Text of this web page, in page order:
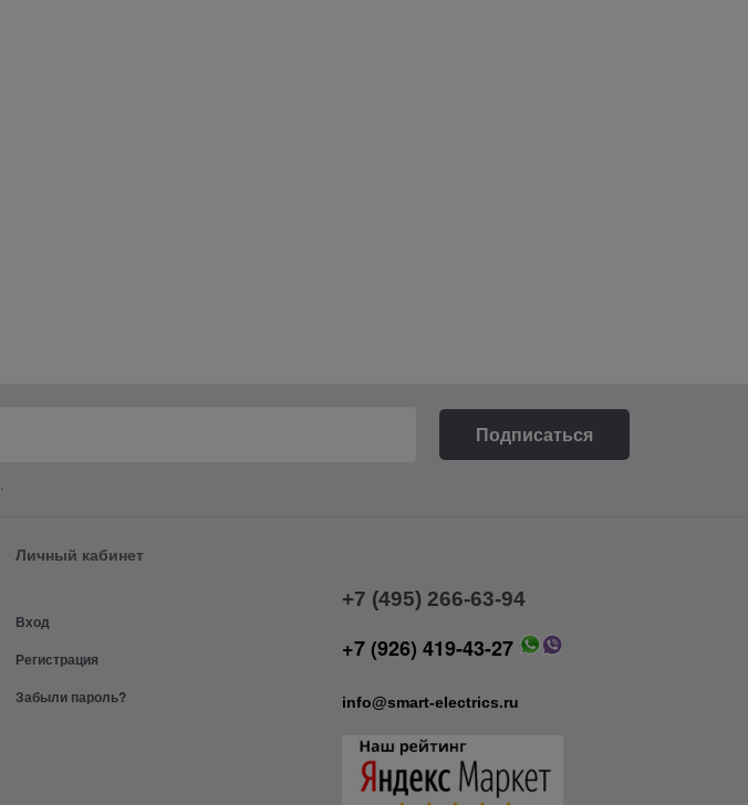
Личный кабинет
Вход
Регистрация
Забыли пароль?
+7 (495) 266-63-94
+7 (926) 419-43-27
info@smart-electrics.ru